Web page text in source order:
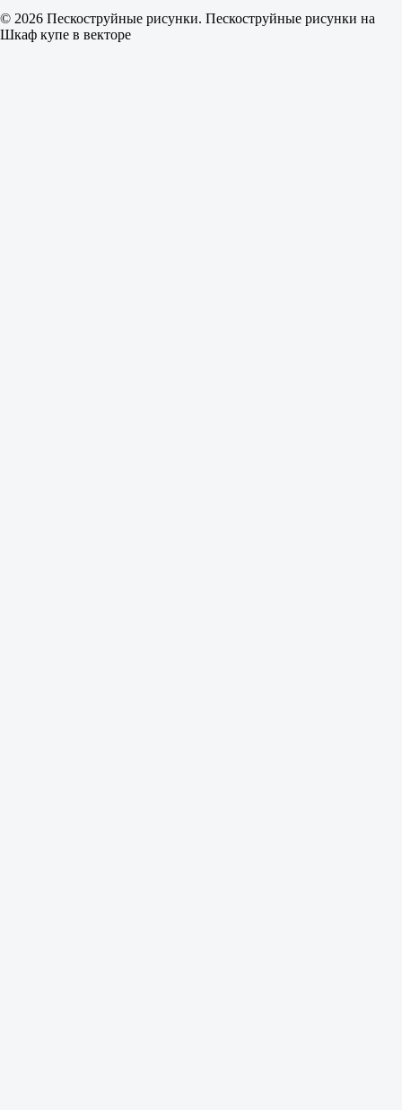
© 2026 Пескоструйные рисунки. Пескоструйные рисунки на
Шкаф купе в векторе